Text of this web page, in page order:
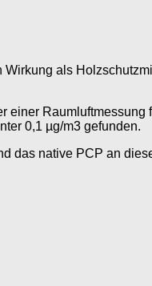
als
Raumluftmessung
0,1 µg/m3 gefunden.
das native PCP an